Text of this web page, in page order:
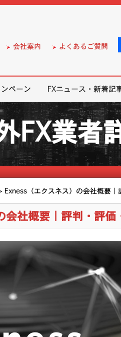
会社案内 よくあるご質問
ペーン FXニュース・新着記
FX業者
Exness（エクスネス）の会社概要｜
社概要｜評判・評価